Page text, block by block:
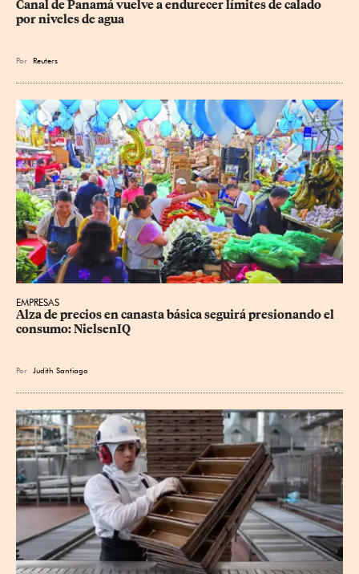
Canal de Panamá vuelve a endurecer límites de calado
por niveles de agua
Por Reuters
EMPRESAS
Alza de precios en canasta básica seguirá presionando el
consumo: NielsenIQ
Por Judith Santiago